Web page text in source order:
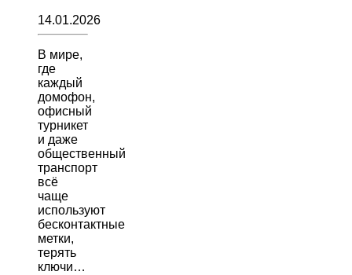
14.01.2026
В мире,
где
каждый
домофон,
офисный
турникет
и даже
общественный
транспорт
всё
чаще
используют
бесконтактные
метки,
терять
ключи…